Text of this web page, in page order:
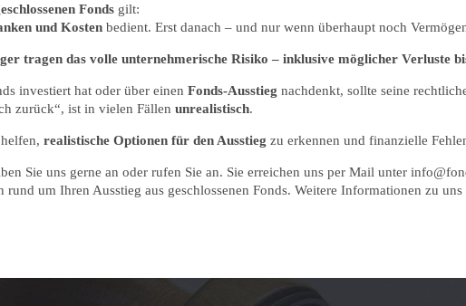
Fonds gilt:
und Kosten bedient. Erst danach – und nur wenn überhaupt noch
tragen das volle unternehmerische Risiko – inklusive möglicher Verluste
investiert hat oder über einen Fonds-Ausstieg nachdenkt, sollte seine
zurück“, ist in vielen Fällen unrealistisch.
realistische Optionen für den Ausstieg zu erkennen und finanzielle
Sie uns gerne an oder rufen Sie an. Sie erreichen uns per Mail unter
rund um Ihren Ausstieg aus geschlossenen Fonds. Weitere Informationen zu